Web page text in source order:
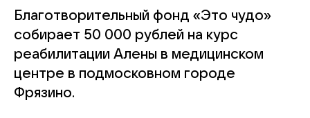
Благотворительный фонд «Это чудо»
собирает 50 000 рублей на курс
реабилитации Алены в медицинском
центре в подмосковном городе
Фрязино.